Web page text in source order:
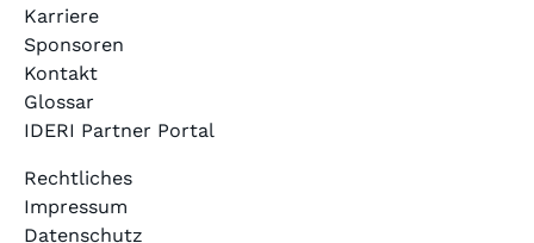
Karriere
Sponsoren
Kontakt
Glossar
IDERI Partner Portal
Rechtliches
Impressum
Datenschutz